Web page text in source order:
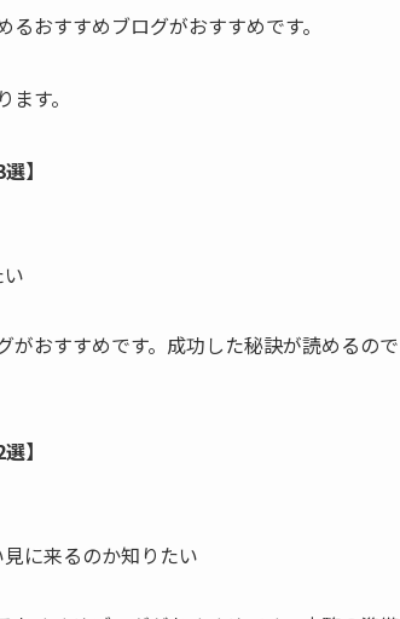
おすすめブログがおすすめです。
す。
】
おすすめです。成功した秘訣が読めるので
】
に来るのか知りたい